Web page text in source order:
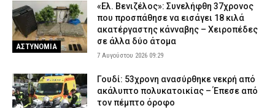
ΑΣΤΥΝΟΜΙΑ
«Ελ. Βενιζέλος»: Συνελήφθη 37χρονος
που προσπάθησε να εισάγει 18 κιλά
ακατέργαστης κάνναβης – Χειροπέδες
σε άλλα δύο άτομα
7 Αυγούστου 2026 09:29
Γουδί: 53χρονη ανασύρθηκε νεκρή από
ακάλυπτο πολυκατοικίας – Έπεσε από
τον πέμπτο όροφο